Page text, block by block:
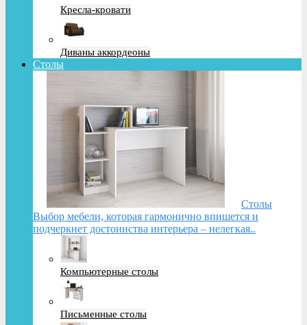
Кресла-кровати
Диваны аккордеоны
Столы
Столы
Выбор мебели, которая гармонично впишется и
подчеркнет достоинства интерьера – нелегкая..
Компьютерные столы
Письменные столы